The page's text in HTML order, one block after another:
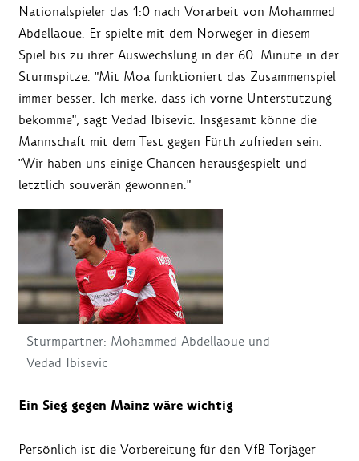
Nationalspieler das 1:0 nach Vorarbeit von Mohammed
Abdellaoue. Er spielte mit dem Norweger in diesem
Spiel bis zu ihrer Auswechslung in der 60. Minute in der
Sturmspitze. "Mit Moa funktioniert das Zusammenspiel
immer besser. Ich merke, dass ich vorne Unterstützung
bekomme", sagt Vedad Ibisevic. Insgesamt könne die
Mannschaft mit dem Test gegen Fürth zufrieden sein.
"Wir haben uns einige Chancen herausgespielt und
letztlich souverän gewonnen."
Sturmpartner: Mohammed Abdellaoue und
Vedad Ibisevic
Ein Sieg gegen Mainz wäre wichtig
Persönlich ist die Vorbereitung für den VfB Torjäger